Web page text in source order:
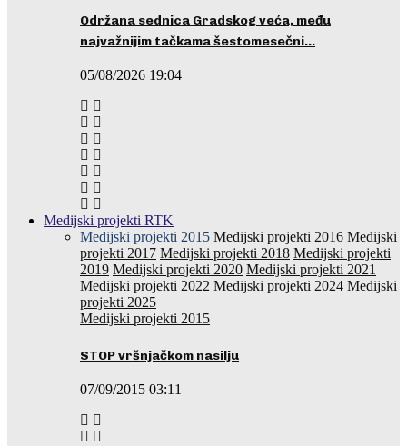
Održana sednica Gradskog veća, među
najvažnijim tačkama šestomesečni…
05/08/2026 19:04
Medijski projekti RTK
Medijski projekti 2015 Medijski projekti 2016 Medijski
projekti 2017 Medijski projekti 2018 Medijski projekti
2019 Medijski projekti 2020 Medijski projekti 2021
Medijski projekti 2022 Medijski projekti 2024 Medijski
projekti 2025
Medijski projekti 2015
STOP vršnjačkom nasilju
07/09/2015 03:11